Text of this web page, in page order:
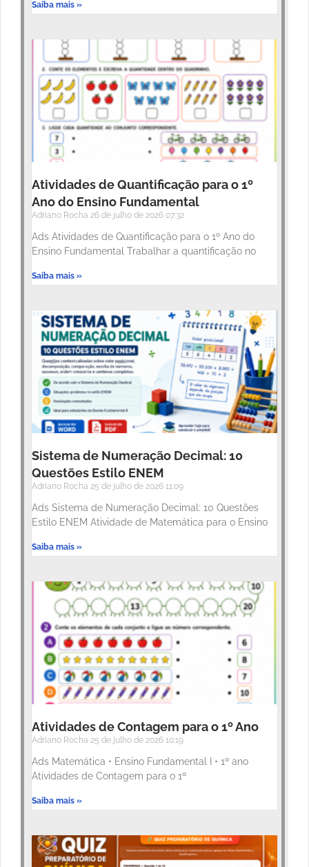
Saiba mais »
Atividades de Quantificação para o 1º
Ano do Ensino Fundamental
Adriano Rocha 26 de julho de 2026 07:32
Ads Atividades de Quantificação para o 1º Ano do
Ensino Fundamental Trabalhar a quantificação no
Saiba mais »
Sistema de Numeração Decimal: 10
Questões Estilo ENEM
Adriano Rocha 25 de julho de 2026 11:09
Ads Sistema de Numeração Decimal: 10 Questões
Estilo ENEM Atividade de Matemática para o Ensino
Saiba mais »
Atividades de Contagem para o 1º Ano
Adriano Rocha 25 de julho de 2026 10:19
Ads Matemática • Ensino Fundamental I • 1º ano
Atividades de Contagem para o 1º
Saiba mais »